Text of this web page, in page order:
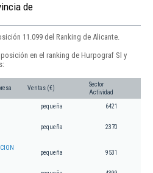
de
11.099 del Ranking de Alicante.
en el ranking de Hurpograf Sl y
Ventas (€)
Sector
Actividad
pequeña 6421
pequeña 2370
pequeña 9531